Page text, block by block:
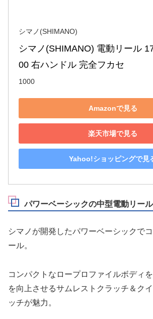
シマノ(SHIMANO)
シマノ(SHIMANO) 電動リール
00 右ハンドル 完全フカセ
1000
Amazonで見る
楽天市場で見る
Yahoo!ショッピングで見
パワーベーシックの中型電動リール
シマノが開発したパワーベーシックで
ール。
コンパクトなロープロファイルボディ
を向上させるサムレストクラッチ＆ク
ッチが魅力。